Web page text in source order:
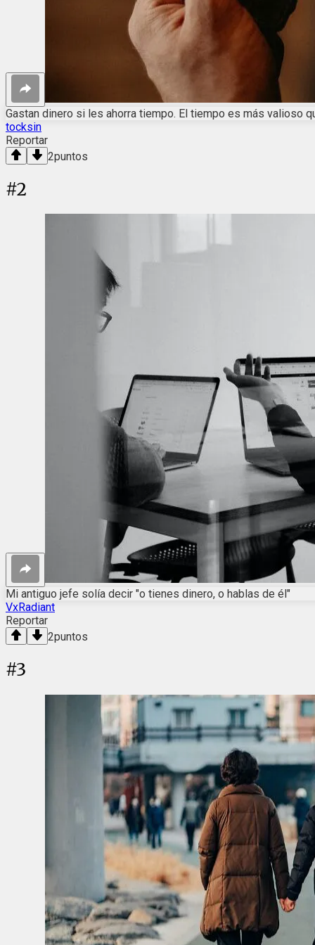
Gastan dinero si les ahorra tiempo. El tiempo es más valioso
tocksin
Reportar
2puntos
#2
Mi antiguo jefe solía decir "o tienes dinero, o hablas de él"
VxRadiant
Reportar
2puntos
#3